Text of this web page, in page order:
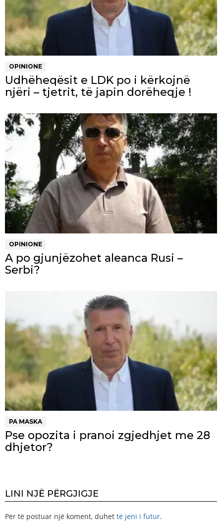
OPINIONE
Udhëheqësit e LDK po i kërkojnë
njëri – tjetrit, të japin dorëheqje !
OPINIONE
A po gjunjëzohet aleanca Rusi –
Serbi?
PA MASKA
Pse opozita i pranoi zgjedhjet me 28
dhjetor?
LINI NJË PËRGJIGJE
Për të postuar një koment, duhet të jeni i futur.